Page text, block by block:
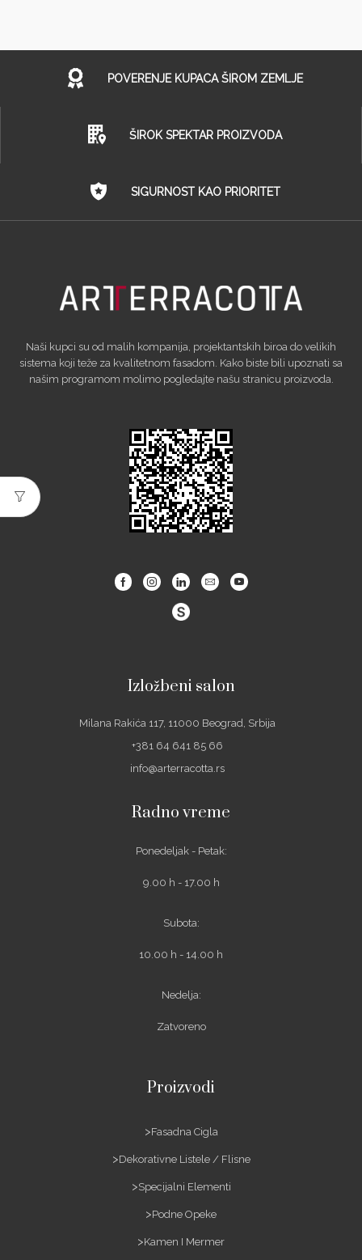
POVERENJE KUPACA ŠIROM ZEMLJE
ŠIROK SPEKTAR PROIZVODA
SIGURNOST KAO PRIORITET
Naši kupci su od malih kompanija, projektantskih biroa do velikih
sistema koji teže za kvalitetnom fasadom. Kako biste bili upoznati sa
našim programom molimo pogledajte našu stranicu proizvoda.
FacebookInstagramLinkedinEmail Youtube
Izložbeni salon
Milana Rakića 117, 11000 Beograd, Srbija
+381 64 641 85 66
info@arterracotta.rs
Radno vreme
Ponedeljak - Petak:
9.00 h - 17.00 h
Subota:
10.00 h - 14.00 h
Nedelja:
Zatvoreno
Proizvodi
Fasadna Cigla
Dekorativne Listele / Flisne
Specijalni Elementi
Podne Opeke
Kamen I Mermer